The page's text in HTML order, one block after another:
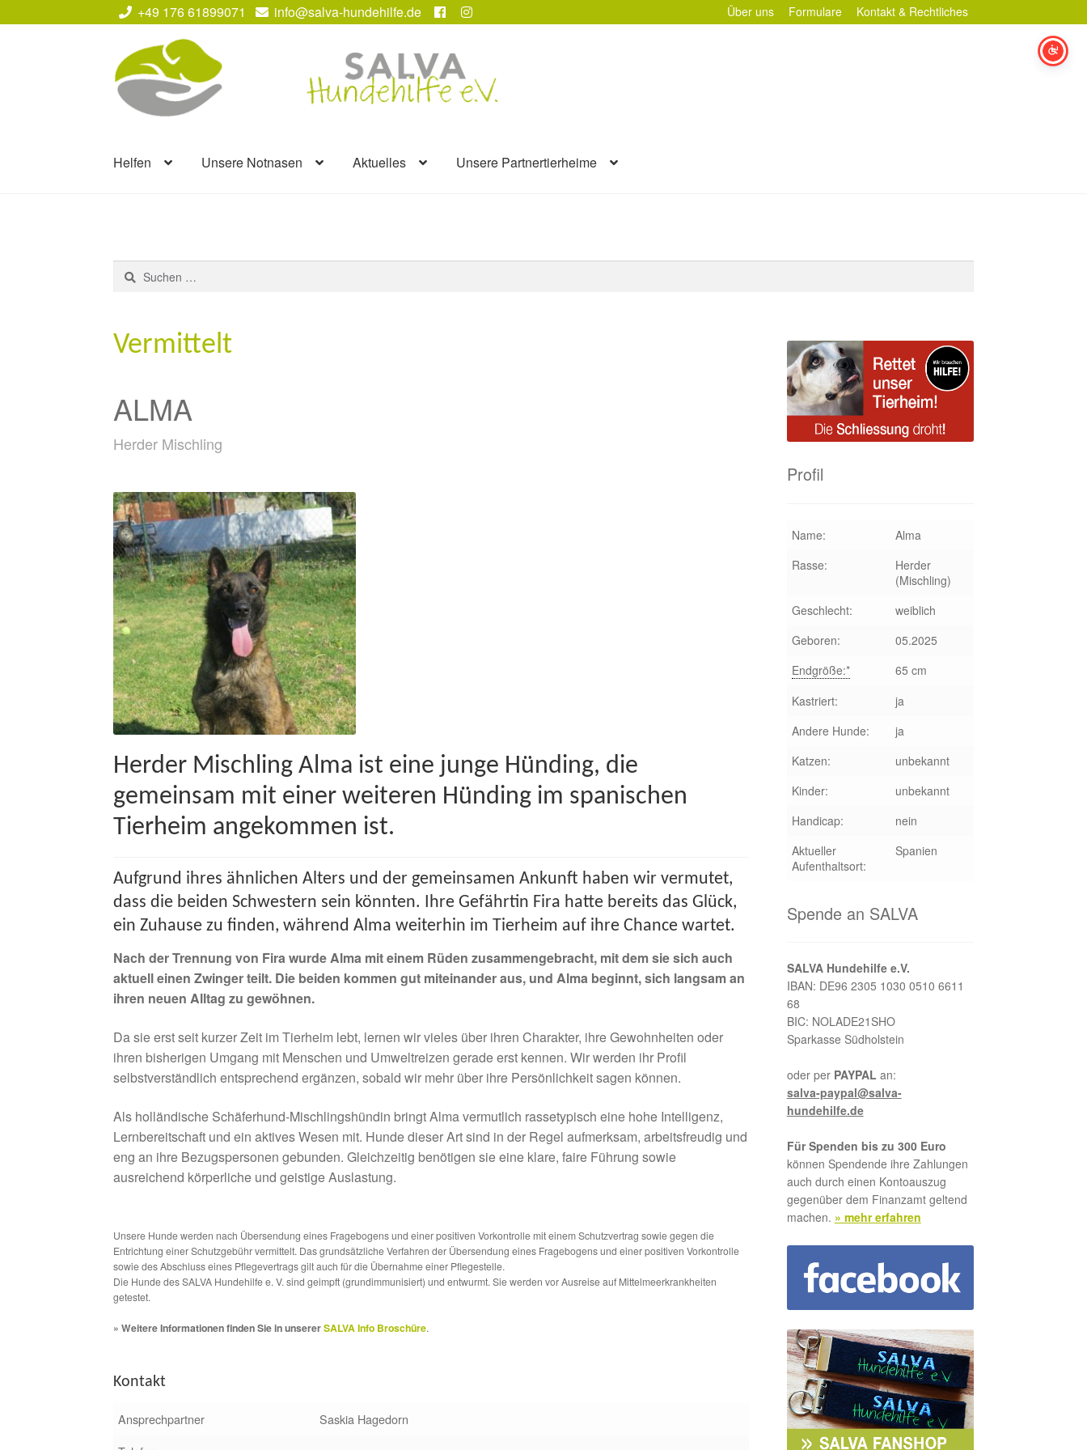
+49 176 61899071 info@salva-hundehilfe.de Über uns Formulare Kontakt & Rechtliches
Navigation
springen
Zum
Inhalt
springen
Helfen Unsere Notnasen Aktuelles Unsere Partnertierheime
Suchen
nach:
Vermittelt
ALMA
Herder Mischling
Herder Mischling Alma ist eine junge Hünding, die
gemeinsam mit einer weiteren Hünding im spanischen
Tierheim angekommen ist.
Aufgrund ihres ähnlichen Alters und der gemeinsamen Ankunft haben wir vermutet,
dass die beiden Schwestern sein könnten. Ihre Gefährtin Fira hatte bereits das Glück,
ein Zuhause zu finden, während Alma weiterhin im Tierheim auf ihre Chance wartet.
Nach der Trennung von Fira wurde Alma mit einem Rüden zusammengebracht, mit dem sie sich auch
aktuell einen Zwinger teilt. Die beiden kommen gut miteinander aus, und Alma beginnt, sich langsam an
ihren neuen Alltag zu gewöhnen.
Da sie erst seit kurzer Zeit im Tierheim lebt, lernen wir vieles über ihren Charakter, ihre Gewohnheiten oder
ihren bisherigen Umgang mit Menschen und Umweltreizen gerade erst kennen. Wir werden ihr Profil
selbstverständlich entsprechend ergänzen, sobald wir mehr über ihre Persönlichkeit sagen können.
Als holländische Schäferhund-Mischlingshündin bringt Alma vermutlich rassetypisch eine hohe Intelligenz,
Lernbereitschaft und ein aktives Wesen mit. Hunde dieser Art sind in der Regel aufmerksam, arbeitsfreudig und
eng an ihre Bezugspersonen gebunden. Gleichzeitig benötigen sie eine klare, faire Führung sowie
ausreichend körperliche und geistige Auslastung.
Unsere Hunde werden nach Übersendung eines Fragebogens und einer positiven Vorkontrolle mit einem Schutzvertrag sowie gegen die
Entrichtung einer Schutzgebühr vermittelt. Das grundsätzliche Verfahren der Übersendung eines Fragebogens und einer positiven Vorkontrolle
sowie des Abschluss eines Pflegevertrags gilt auch für die Übernahme einer Pflegestelle.
Die Hunde des SALVA Hundehilfe e. V. sind geimpft (grundimmunisiert) und entwurmt. Sie werden vor Ausreise auf Mittelmeerkrankheiten
getestet.
» Weitere Informationen finden Sie in unsererSALVA Info Broschüre.
Kontakt
Ansprechpartner
Saskia Hagedorn
Profil
Name:
Alma
Rasse:
Herder
(Mischling)
Geschlecht:
weiblich
Geboren:
05.2025
Endgröße:*
65 cm
Kastriert:
ja
Andere Hunde:
ja
Katzen:
unbekannt
Kinder:
unbekannt
Handicap:
nein
Aktueller
Aufenthaltsort:
Spanien
Spende an SALVA
SALVA Hundehilfe e.V.
IBAN: DE96 2305 1030 0510 6611
68
BIC: NOLADE21SHO
Sparkasse Südholstein
oder per PAYPAL an:
salva-paypal@salva-
hundehilfe.de
Für Spenden bis zu 300 Euro
können Spendende ihre Zahlungen
auch durch einen Kontoauszug
gegenüber dem Finanzamt geltend
machen. » mehr erfahren